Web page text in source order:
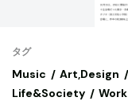
タグ
Music Art,Design
Life&Society
Work